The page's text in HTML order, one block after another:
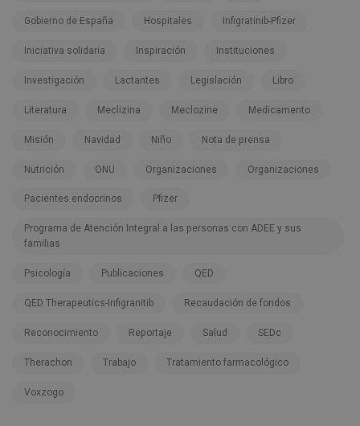
Gobierno de España Hospitales Infigratinib-Pfizer
Iniciativa solidaria Inspiración Instituciones
Investigación Lactantes Legislación Libro
Literatura Meclizina Meclozine Medicamento
Misión Navidad Niño Nota de prensa
Nutrición ONU Organizaciones Organizaciones
Pacientes endocrinos Pfizer
Programa de Atención Integral a las personas con ADEE y sus
familias
Psicología Publicaciones QED
QED Therapeutics-Infigranitib Recaudación de fondos
Reconocimiento Reportaje Salud SEDc
Therachon Trabajo Tratamiento farmacológico
Voxzogo